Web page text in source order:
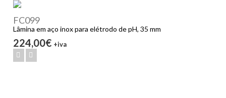
FC099
Lâmina em aço inox para elétrodo de pH, 35 mm
224,00€ +iva